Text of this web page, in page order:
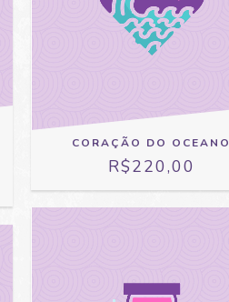
CORAÇÃO DO OCEANO
R$220,00